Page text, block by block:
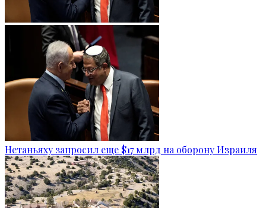
Нетаньяху запросил еще $17 млрд на оборону Израиля